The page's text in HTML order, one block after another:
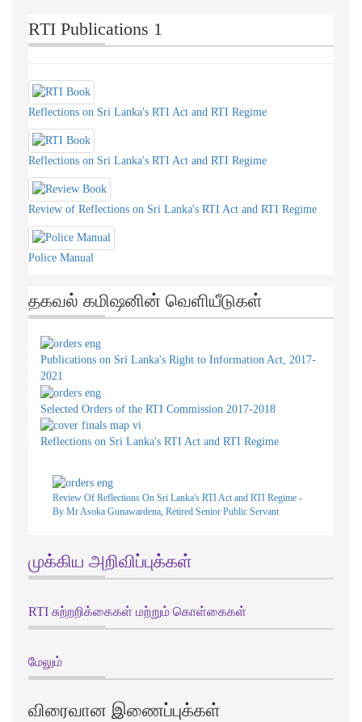
RTI Publications 1
Reflections on Sri Lanka's RTI Act and RTI Regime
Reflections on Sri Lanka's RTI Act and RTI Regime
Review of Reflections on Sri Lanka's RTI Act and RTI Regime
Police Manual
தகவல் கமிஷனின் வெளியீடுகள்
Publications on Sri Lanka's Right to Information Act, 2017-
2021
Selected Orders of the RTI Commission 2017-2018
Reflections on Sri Lanka's RTI Act and RTI Regime
Review Of Reflections On Sri Lanka's RTI Act and RTI Regime -
By Mr Asoka Gunawardena, Retired Senior Public Servant
முக்கிய அறிவிப்புக்கள்
RTI சுற்றறிக்கைகள் மற்றும் கொள்கைகள்
மேலும்
விரைவான இணைப்புக்கள்